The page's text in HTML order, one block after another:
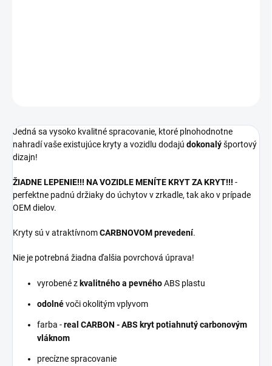
Jedná sa vysoko kvalitné spracovanie, ktoré plnohodnotne
nahradí vaše existujúce kryty a vozidlu dodajú dokonalýšportový
dizajn!
ŽIADNE LEPENIE!!! NA VOZIDLE MENÍTE KRYT ZA KRYT!!! -
perfektne padnú držiaky do úchytov v zrkadle, tak ako v prípade
OEM dielov.
Kryty sú v atraktívnomCARBNOVOM prevedení.
Nie je potrebná žiadna ďalšia povrchová úprava!
vyrobené z kvalitného a pevnéhoABS plastu
odolnévoči okolitým vplyvom
farba -real CARBON - ABS kryt potiahnutý carbonovým
vláknom
precízne spracovanie